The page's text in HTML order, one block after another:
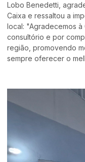
Lobo Benedetti,
Caixa e ressaltou a
local: "Agradecemos
consultório e por
região, promovendo
sempre oferecer o